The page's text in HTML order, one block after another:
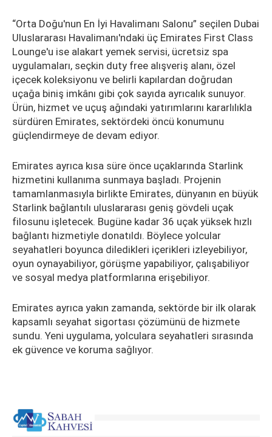
“Orta Doğu'nun En İyi Havalimanı Salonu” seçilen Dubai
Uluslararası Havalimanı'ndaki üç Emirates First Class
Lounge'u ise alakart yemek servisi, ücretsiz spa
uygulamaları, seçkin duty free alışveriş alanı, özel
içecek koleksiyonu ve belirli kapılardan doğrudan
uçağa biniş imkânı gibi çok sayıda ayrıcalık sunuyor.
Ürün, hizmet ve uçuş ağındaki yatırımlarını kararlılıkla
sürdüren Emirates, sektördeki öncü konumunu
güçlendirmeye de devam ediyor.
Emirates ayrıca kısa süre önce uçaklarında Starlink
hizmetini kullanıma sunmaya başladı. Projenin
tamamlanmasıyla birlikte Emirates, dünyanın en büyük
Starlink bağlantılı uluslararası geniş gövdeli uçak
filosunu işletecek. Bugüne kadar 36 uçak yüksek hızlı
bağlantı hizmetiyle donatıldı. Böylece yolcular
seyahatleri boyunca diledikleri içerikleri izleyebiliyor,
oyun oynayabiliyor, görüşme yapabiliyor, çalışabiliyor
ve sosyal medya platformlarına erişebiliyor.
Emirates ayrıca yakın zamanda, sektörde bir ilk olarak
kapsamlı seyahat sigortası çözümünü de hizmete
sundu. Yeni uygulama, yolculara seyahatleri sırasında
ek güvence ve koruma sağlıyor.